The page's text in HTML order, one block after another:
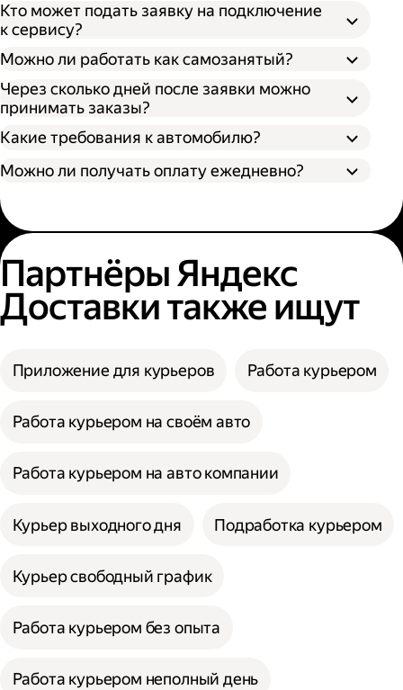
Кто может подать заявку на подключение
к сервису?
Можно ли работать как самозанятый?
Через сколько дней после заявки можно
принимать заказы?
Какие требования к автомобилю?
Можно ли получать оплату ежедневно?
Партнёры Яндекс
Доставки также ищут
Приложение для курьеров Работа курьером
Работа курьером на своём авто
Работа курьером на авто компании
Курьер выходного дня Подработка курьером
Курьер свободный график
Работа курьером без опыта
Работа курьером неполный день